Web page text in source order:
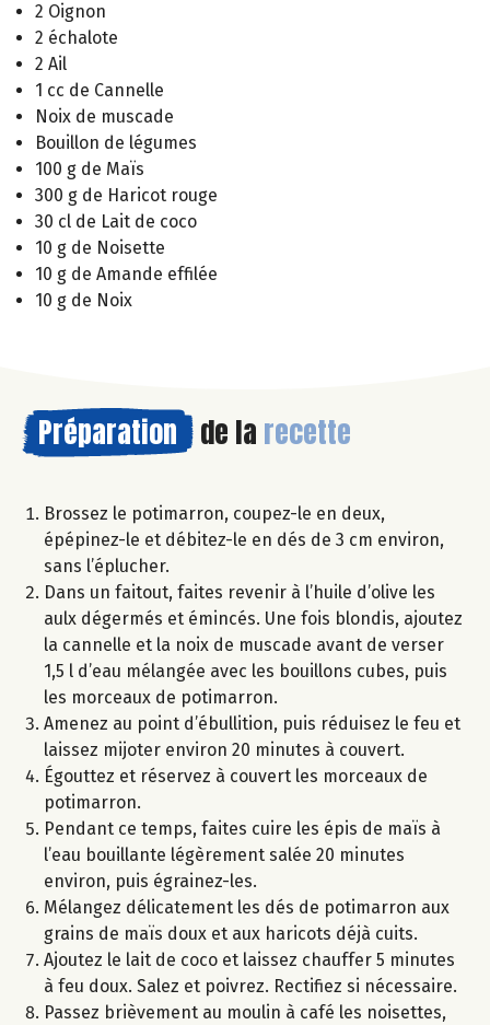
2 Oignon
2 échalote
2 Ail
1 cc de Cannelle
Noix de muscade
Bouillon de légumes
100 g de Maïs
300 g de Haricot rouge
30 cl de Lait de coco
10 g de Noisette
10 g de Amande effilée
10 g de Noix
Préparation de la recette
Brossez le potimarron, coupez-le en deux,
épépinez-le et débitez-le en dés de 3 cm environ,
sans l’éplucher.
Dans un faitout, faites revenir à l’huile d’olive les
aulx dégermés et émincés. Une fois blondis, ajoutez
la cannelle et la noix de muscade avant de verser
1,5 l d’eau mélangée avec les bouillons cubes, puis
les morceaux de potimarron.
Amenez au point d’ébullition, puis réduisez le feu et
laissez mijoter environ 20 minutes à couvert.
Égouttez et réservez à couvert les morceaux de
potimarron.
Pendant ce temps, faites cuire les épis de maïs à
l’eau bouillante légèrement salée 20 minutes
environ, puis égrainez-les.
Mélangez délicatement les dés de potimarron aux
grains de maïs doux et aux haricots déjà cuits.
Ajoutez le lait de coco et laissez chauffer 5 minutes
à feu doux. Salez et poivrez. Rectifiez si nécessaire.
Passez brièvement au moulin à café les noisettes,